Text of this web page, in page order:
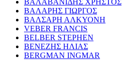
ΒΑΛΑΡΗΣ ΓΙΩΡΓΟΣ
ΒΑΛΣΑΡΗ ΑΛΚΥΟΝΗ
VEBER FRANCIS
BELBER STEPHEN
ΒΕΝΕΖΗΣ ΗΛΙΑΣ
BERGMAN INGMAR